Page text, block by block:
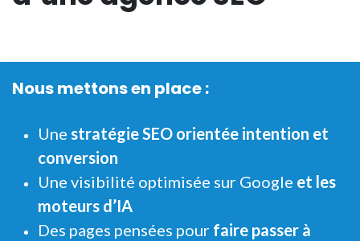
Nous mettons en place :
Une stratégie SEO orientée intention et
conversion
Une visibilité optimisée sur Google et les
moteurs d’IA
Des pages pensées pour faire passer à